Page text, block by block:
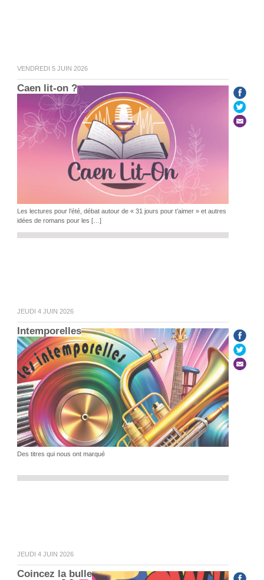
VENDREDI 5 JUIN 2026
Caen lit-on ?
Les lectures pour l’été, débat autour de « 31 jours pour t’aimer » et autres
idées de romans pour les […]
JEUDI 4 JUIN 2026
Intemporelles
Des titres qui nous ont marqué
JEUDI 4 JUIN 2026
Coincez la bulle